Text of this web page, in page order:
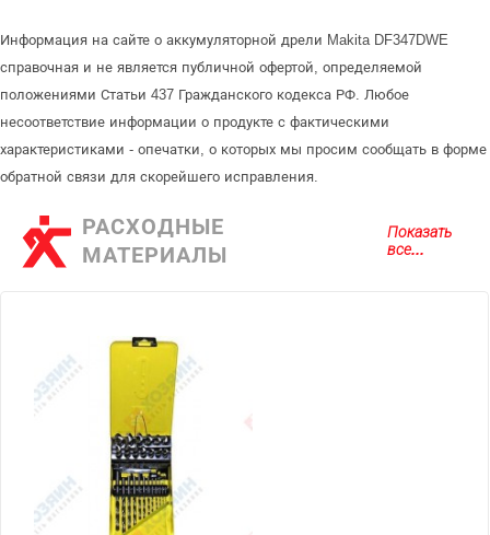
Информация на сайте о аккумуляторной дрели Makita DF347DWE
справочная и не является публичной офертой, определяемой
положениями Статьи 437 Гражданского кодекса РФ. Любое
несоответствие информации о продукте с фактическими
характеристиками - опечатки, о которых мы просим сообщать в форме
обратной связи для скорейшего исправления.
РАСХОДНЫЕ
МАТЕРИАЛЫ
Показать
все...